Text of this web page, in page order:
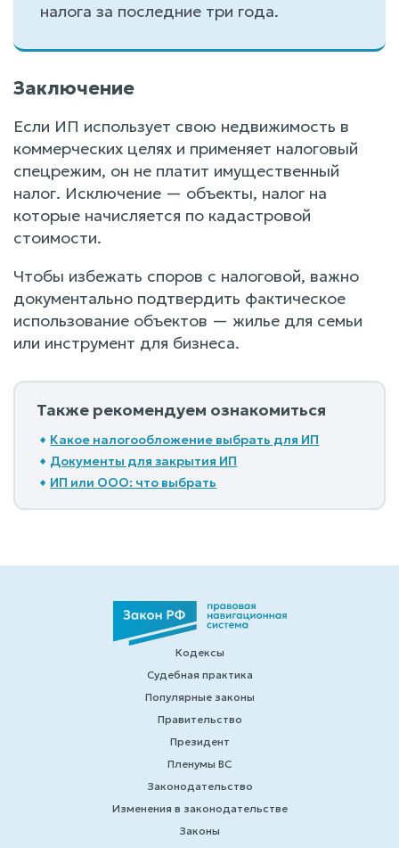
налога за последние три года.
Заключение
Если ИП использует свою недвижимость в
коммерческих целях и применяет налоговый
спецрежим, он не платит имущественный
налог. Исключение — объекты, налог на
которые начисляется по кадастровой
стоимости.
Чтобы избежать споров с налоговой, важно
документально подтвердить фактическое
использование объектов — жилье для семьи
или инструмент для бизнеса.
Также рекомендуем ознакомиться
Какое налогообложение выбрать для ИП
Документы для закрытия ИП
ИП или ООО: что выбрать
Кодексы
Судебная практика
Популярные законы
Правительство
Президент
Пленумы ВС
Законодательство
Изменения в законодательстве
Законы